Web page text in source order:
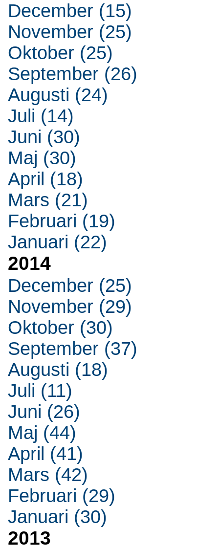
December (15)
November (25)
Oktober (25)
September (26)
Augusti (24)
Juli (14)
Juni (30)
Maj (30)
April (18)
Mars (21)
Februari (19)
Januari (22)
2014
December (25)
November (29)
Oktober (30)
September (37)
Augusti (18)
Juli (11)
Juni (26)
Maj (44)
April (41)
Mars (42)
Februari (29)
Januari (30)
2013